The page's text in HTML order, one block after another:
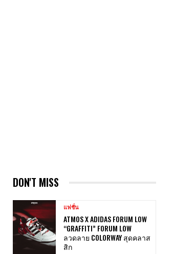
DON'T MISS
แฟชั่น
ATMOS X ADIDAS FORUM LOW
“GRAFFITI” FORUM LOW
ลวดลาย COLORWAY สุดคลาส
สิก